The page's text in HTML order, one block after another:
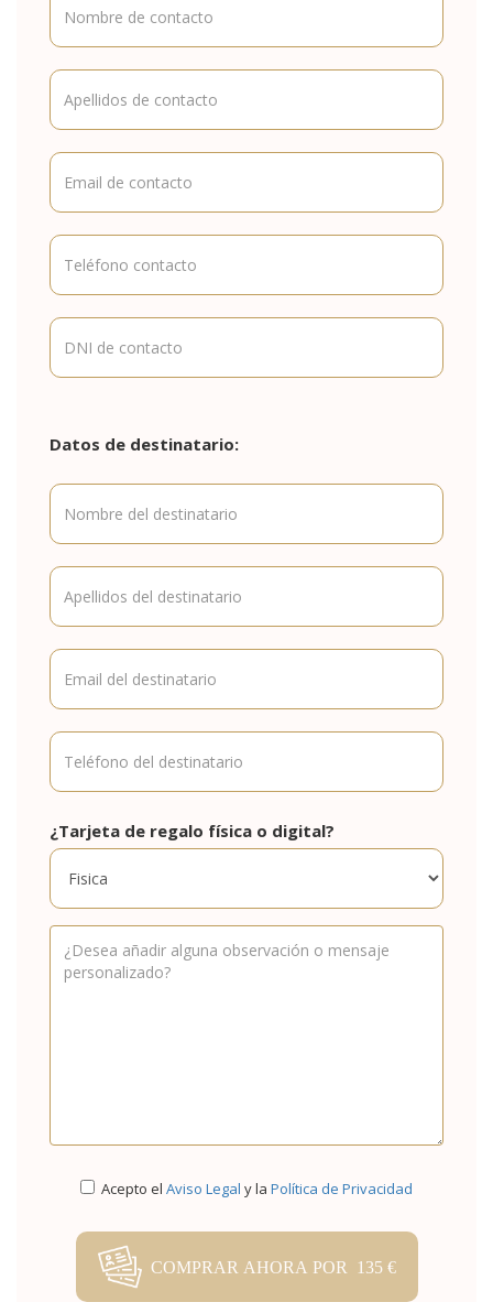
Datos de destinatario:
¿Tarjeta de regalo física o digital?
Acepto el Aviso Legal y la Política de Privacidad
COMPRAR AHORA POR 135 €